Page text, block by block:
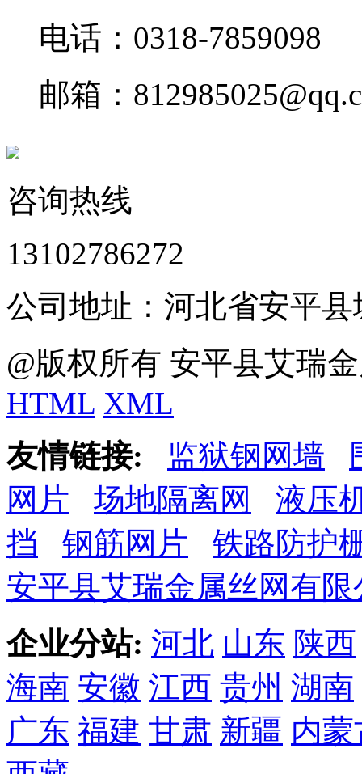
电话：0318-7859098
邮箱：
咨询热线
13102786272
公司地址：河北省安平
@版权所有 安平县艾瑞
HTML XML
友情链接:
监狱钢网墙
网片
场地隔离网
液压
挡
钢筋网片
铁路防护
安平县艾瑞金属丝网有限
企业分站: 河北 山东 陕西
海南 安徽 江西 贵州 湖南
广东 福建 甘肃 新疆 内蒙